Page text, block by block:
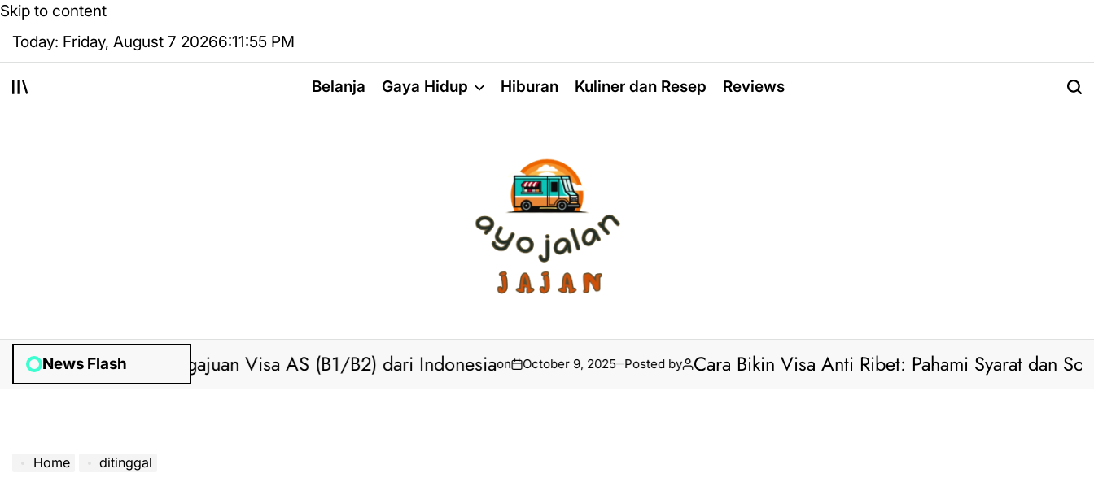
Skip to content
Today: Friday, August 7 20266:11:56 PM
Belanja Gaya Hidup Hiburan Kuliner dan Resep Reviews
News Flash
Posted by Bantuan Pengajuan Visa AS (B1/B2) dari Indonesiaon October 9, 2025 Posted by Cara Bikin Visa Anti Ribet: Pahami Syarat dan
Home ditinggal